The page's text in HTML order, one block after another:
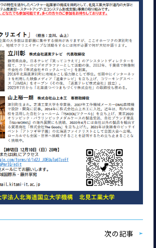
次の記事